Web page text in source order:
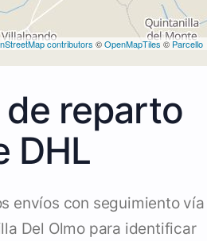
contributors ©OpenMapTiles©Parcello
reparto
DHL
envíos con seguimiento vía
Del Olmo para identificar